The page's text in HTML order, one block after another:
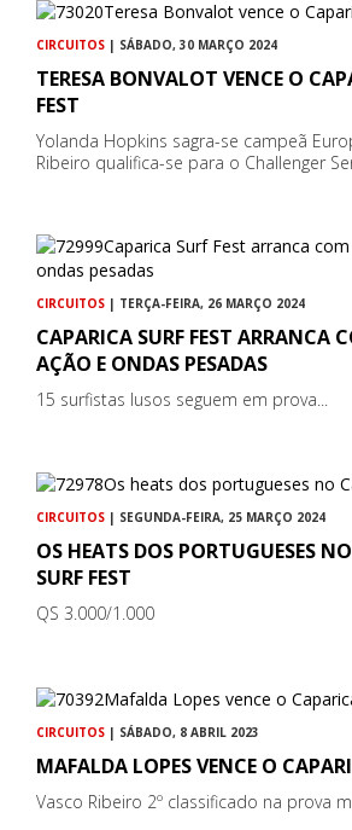
CIRCUITOS | SÁBADO, 30 MARÇO 2024
TERESA BONVALOT VENCE O
FEST
Yolanda Hopkins sagra-se campeã
Ribeiro qualifica-se para o Challenger
CIRCUITOS | TERÇA-FEIRA, 26 MARÇO 2024
CAPARICA SURF FEST ARRANCA
AÇÃO E ONDAS PESADAS
15 surfistas lusos seguem em prova...
CIRCUITOS | SEGUNDA-FEIRA, 25 MARÇO 2024
OS HEATS DOS PORTUGUESES
SURF FEST
QS 3.000/1.000
CIRCUITOS | SÁBADO, 8 ABRIL 2023
MAFALDA LOPES VENCE O
Vasco Ribeiro 2º classificado na prova